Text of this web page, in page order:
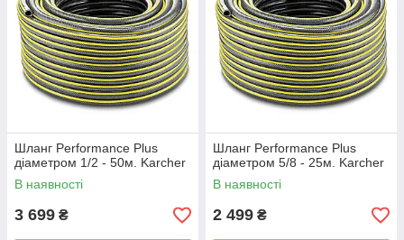
Шланг Performance Plus
діаметром 1/2 - 50м. Karcher
В наявності
3 699 ₴
Шланг Performance Plus
діаметром 5/8 - 25м. Karcher
В наявності
2 499 ₴